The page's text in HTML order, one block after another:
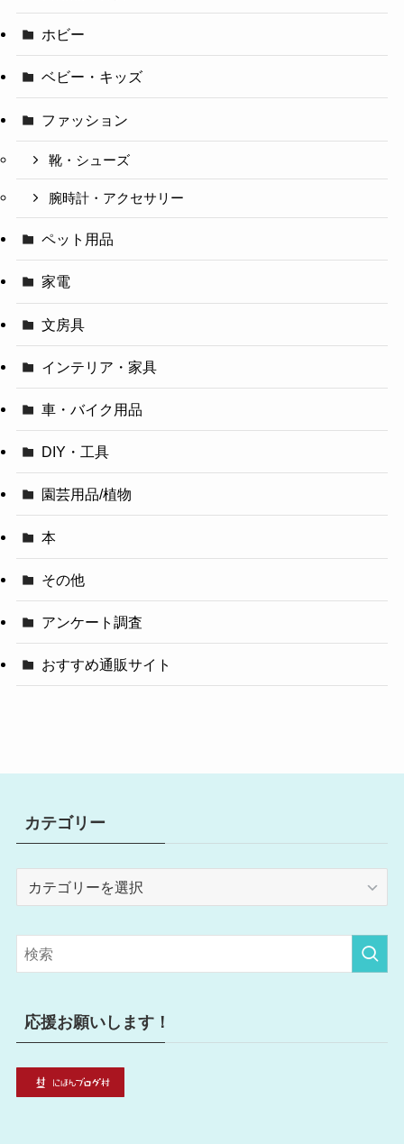
ホビー
ベビー・キッズ
ファッション
靴・シューズ
腕時計・アクセサリー
ペット用品
家電
文房具
インテリア・家具
車・バイク用品
DIY・工具
園芸用品/植物
本
その他
アンケート調査
おすすめ通販サイト
カテゴリー
リ
ー
応援お願いします！